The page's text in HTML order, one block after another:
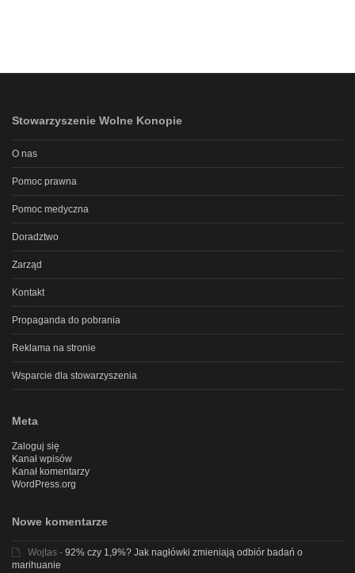
Stowarzyszenie Wolne Konopie
O nas
Pomoc prawna
Pomoc medyczna
Doradztwo
Zarząd
Kontakt
Propaganda do pobrania
Reklama na stronie
Wsparcie dla stowarzyszenia
Meta
Zaloguj się
Kanał wpisów
Kanał komentarzy
WordPress.org
Nowe komentarze
Wojtas - 92% czy 1,9%? Jak nagłówki zmieniają odbiór badań o
marihuanie